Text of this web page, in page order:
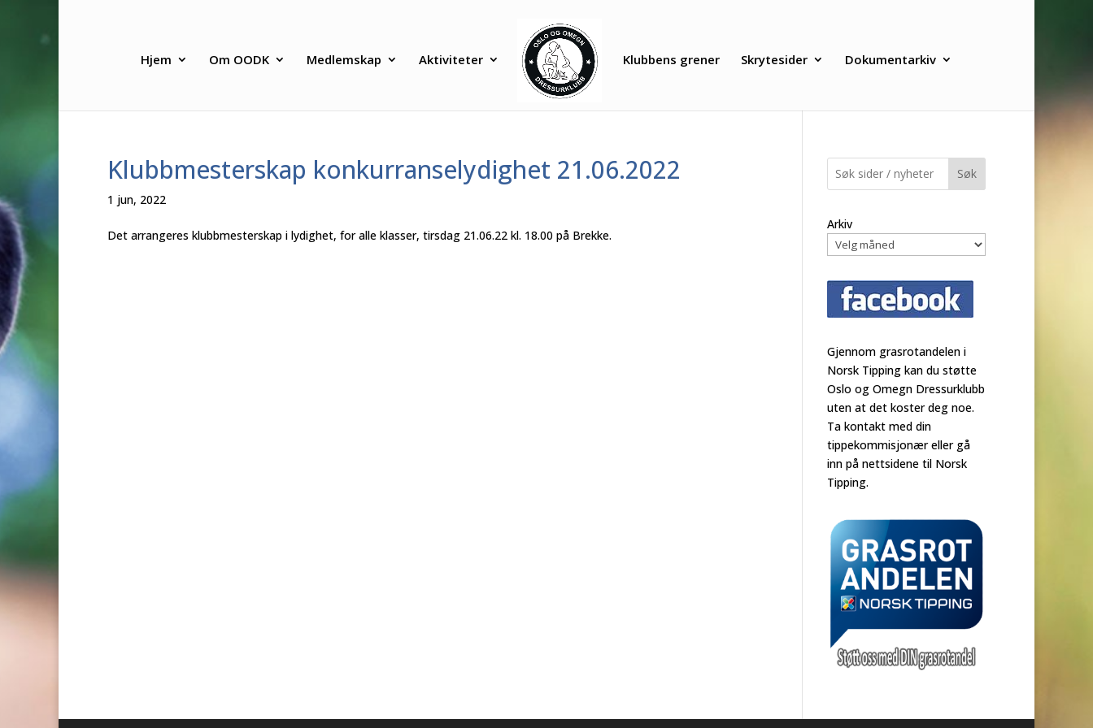
Hjem Om OODK Medlemskap Aktiviteter Klubbens grener Skrytesider Dokumentarkiv
Klubbmesterskap konkurranselydighet 21.06.2022
1 jun, 2022
Det arrangeres klubbmesterskap i lydighet, for alle klasser, tirsdag 21.06.22 kl. 18.00 på Brekke.
Søk
Arkiv
Gjennom grasrotandelen i
Norsk Tipping kan du støtte
Oslo og Omegn Dressurklubb
uten at det koster deg noe.
Ta kontakt med din
tippekommisjonær eller gå
inn på nettsidene til Norsk
Tipping.